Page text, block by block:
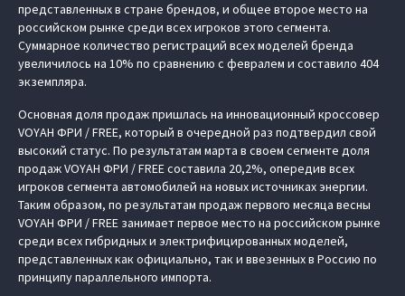
представленных в стране брендов, и общее второе место на
российском рынке среди всех игроков этого сегмента.
Суммарное количество регистраций всех моделей бренда
увеличилось на 10% по сравнению с февралем и составило 404
экземпляра.
Основная доля продаж пришлась на инновационный кроссовер
VOYAH ФРИ / FREE, который в очередной раз подтвердил свой
высокий статус. По результатам марта в своем сегменте доля
продаж VOYAH ФРИ / FREE составила 20,2%, опередив всех
игроков сегмента автомобилей на новых источниках энергии.
Таким образом, по результатам продаж первого месяца весны
VOYAH ФРИ / FREE занимает первое место на российском рынке
среди всех гибридных и электрифицированных моделей,
представленных как официально, так и ввезенных в Россию по
принципу параллельного импорта.